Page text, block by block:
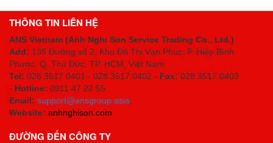
THÔNG TIN LIÊN HỆ
ANS Vietnam (Anh Nghi Son Service Trading Co., Ltd.)
Add: 135 Đường số 2, Khu Đô Thị Vạn Phúc, P. Hiệp Bình
Phước, Q. Thủ Đức, TP. HCM , Việt Nam
Tel: 028 3517 0401 - 028 3517 0402 - Fax: 028 3517 0403
- Hotline: 0911 47 22 55
Email: support@ansgroup.asia;
Website: anhnghison.com
ĐƯỜNG ĐẾN CÔNG TY